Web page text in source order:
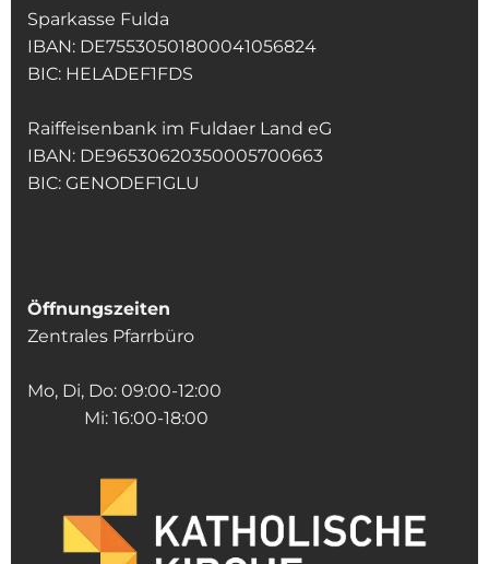
Sparkasse Fulda
IBAN: DE75530501800041056824
BIC: HELADEF1FDS
Raiffeisenbank im Fuldaer Land eG
IBAN: DE96530620350005700663
BIC: GENODEF1GLU
Öffnungszeiten
Zentrales Pfarrbüro
Mo, Di, Do: 09:00-12:00
Mi: 16:00-18:00